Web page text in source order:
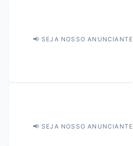
📢 SEJA NOSSO ANUNCIANTE
📢 SEJA NOSSO ANUNCIANTE